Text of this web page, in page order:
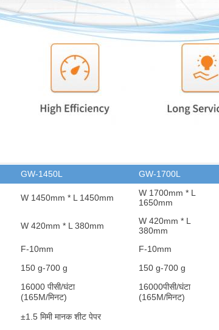
GW-1450L GW-1700L
W 1450mm * L 1450mm
W 1700mm * L
1650mm
W 420mm * L 380mm
W 420mm * L
380mm
F-10mm F-10mm
150 g-700 g 150 g-700 g
16000 पीसी/घंटा
(165M/मिनट)
16000पीसी/घंटा
(165M/मिनट)
±1.5 मिमी मानक शीट पेपर